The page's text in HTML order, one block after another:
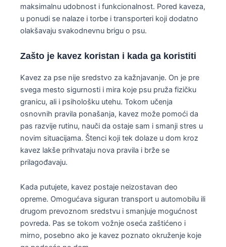
maksimalnu udobnost i funkcionalnost. Pored kaveza,
u ponudi se nalaze i torbe i transporteri koji dodatno
olakšavaju svakodnevnu brigu o psu.
Zašto je kavez koristan i kada ga koristiti
Kavez za pse nije sredstvo za kažnjavanje. On je pre
svega mesto sigurnosti i mira koje psu pruža fizičku
granicu, ali i psihološku utehu. Tokom učenja
osnovnih pravila ponašanja, kavez može pomoći da
pas razvije rutinu, nauči da ostaje sam i smanji stres u
novim situacijama. Štenci koji tek dolaze u dom kroz
kavez lakše prihvataju nova pravila i brže se
prilagođavaju.
Kada putujete, kavez postaje neizostavan deo
opreme. Omogućava siguran transport u automobilu ili
drugom prevoznom sredstvu i smanjuje mogućnost
povreda. Pas se tokom vožnje oseća zaštićeno i
mirno, posebno ako je kavez poznato okruženje koje